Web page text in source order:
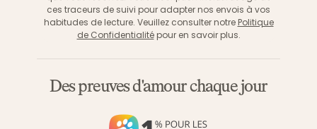
ces traceurs de suivi pour adapter nos envois à vos
habitudes de lecture. Veuillez consulter notre Politique
de Confidentialitépour en savoir plus.
Des preuves d'amour chaque jour